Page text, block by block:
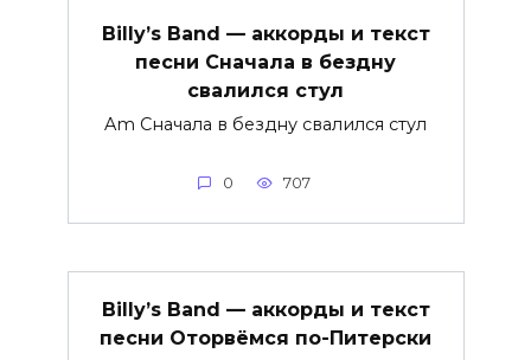
Billy’s Band — аккорды и текст
песни Сначала в бездну
свалился стул
Am Сначала в бездну свалился стул
0 707
Billy’s Band — аккорды и текст
песни Оторвёмся по-Питерски